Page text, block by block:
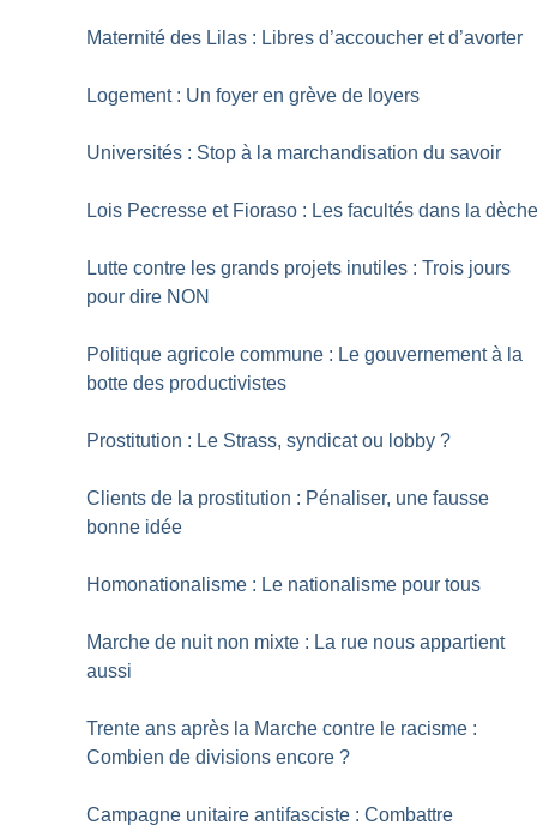
Maternité des Lilas : Libres d’accoucher et d’avorter
Logement : Un foyer en grève de loyers
Universités : Stop à la marchandisation du savoir
Lois Pecresse et Fioraso : Les facultés dans la
Lutte contre les grands projets inutiles : Trois jours
pour dire NON
Politique agricole commune : Le gouvernement à la
botte des productivistes
Prostitution : Le Strass, syndicat ou lobby ?
Clients de la prostitution : Pénaliser, une fausse
bonne idée
Homonationalisme : Le nationalisme pour tous
Marche de nuit non mixte : La rue nous appartient
aussi
Trente ans après la Marche contre le racisme :
Combien de divisions encore ?
Campagne unitaire antifasciste : Combattre